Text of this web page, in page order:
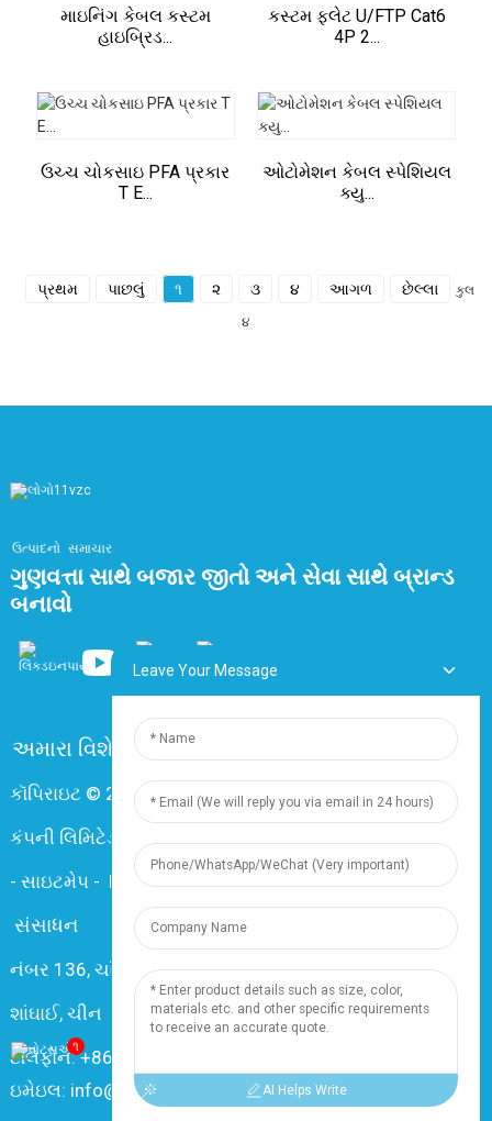
માઇનિંગ કેબલ કસ્ટમ
હાઇબ્રિડ...
કસ્ટમ ફ્લેટ U/FTP Cat6
4P 2...
ઉચ્ચ ચોકસાઇ PFA પ્રકાર
T E...
ઓટોમેશન કેબલ સ્પેશિયલ
ક્યુ...
પ્રથમ પાછલું ૧ ૨ ૩ ૪ આગળ છેલ્લા કુલ
૪
ઉત્પાદનો સમાચાર
ગુણવત્તા સાથે બજાર જીતો અને સેવા સાથે બ્રાન્ડ
બનાવો
અમારા વિશે વારંવાર પૂછાતા પ્રશ્નો
કૉપિરાઇટ © 2024 શાંઘાઈ ડિંગઝુન ઇલેક્ટ્રિક એન્ડ કેબલ
કંપની લિમિટેડ. સર્વાધિકાર સુરક્ષિત.
- સાઇટમેપ- Resource
સંસાધન
નંબર 136, ચાંગઝિયાંગ રોડ., નાનક્સિયાંગ ટાઉન, 201802,
શાંઘાઈ, ચીન
ટેલિફોન: +86 18019377761
ઇમેઇલ: info@dingzuncable.com
૧
Leave Your Message
AI Helps Write